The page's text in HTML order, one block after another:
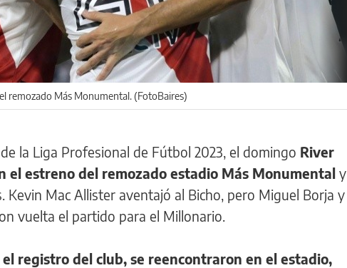
remozado Más Monumental. (FotoBaires)
la Liga Profesional de Fútbol 2023, el domingo River
el estreno del remozado estadio Más Monumental y
Kevin Mac Allister aventajó al Bicho, pero Miguel Borja y
vuelta el partido para el Millonario.
registro del club, se reencontraron en el estadio,